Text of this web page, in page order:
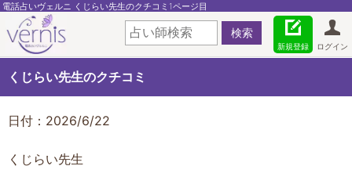
電話占いヴェルニ くじらい先生のクチコミ1ページ目
ログイン
新規登録
くじらい先生のクチコミ
日付：2026/6/22
くじらい先生